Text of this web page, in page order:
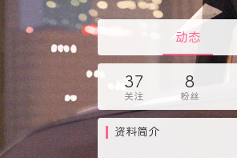
动态
37
关注
8
粉丝
资料简介